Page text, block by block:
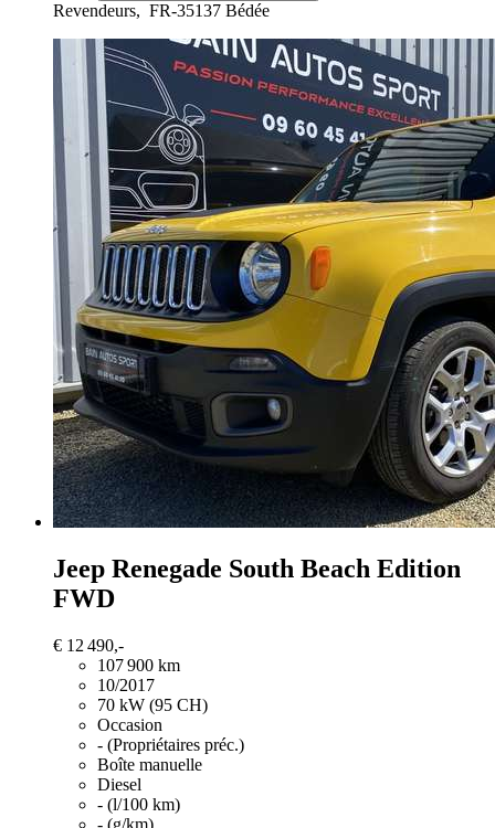
Revendeurs, FR-35137 Bédée
Jeep Renegade South Beach Edition
FWD
€ 12 490,-
107 900 km
10/2017
70 kW (95 CH)
Occasion
- (Propriétaires préc.)
Boîte manuelle
Diesel
- (l/100 km)
- (g/km)